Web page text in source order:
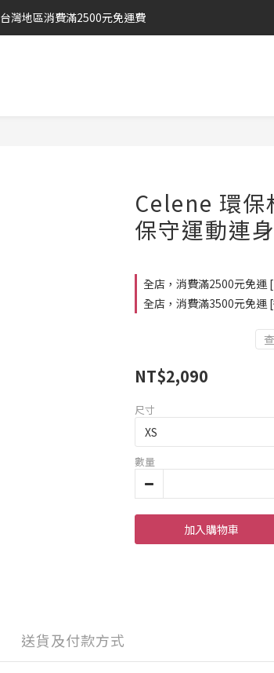
台灣地區消費滿2500元免運費
Celene 環保
保守運動連
全店，消費滿2500元免運
全店，消費滿3500元免運
NT$2,090
尺寸
數量
加入購物車
送貨及付款方式